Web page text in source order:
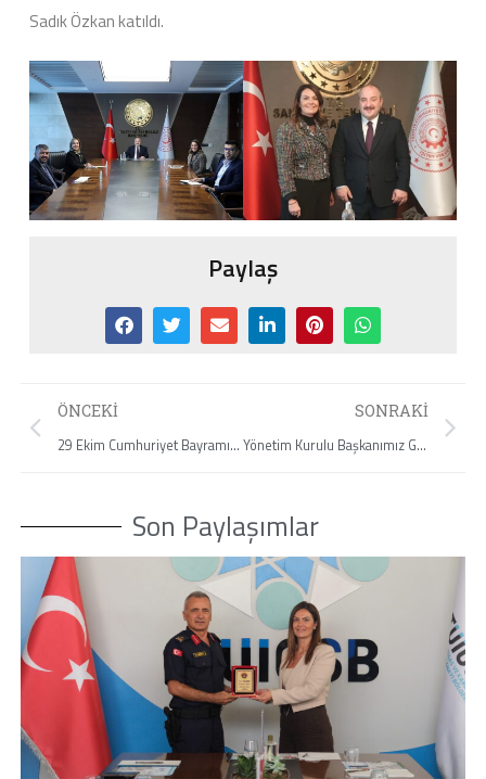
Sadık Özkan katıldı.
Paylaş
ÖNCEKI
29 Ekim Cumhuriyet Bayramımız Kutlu Olsun!
SONRAKI
Yönetim Kurulu Başkanımız Gül Akyürek Balta, Ulaştırma ve Altyapı Bakanımız Sayın Adil Karaismailoğlu ile görüştü.
Son Paylaşımlar